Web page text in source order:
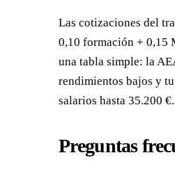
Las cotizaciones del
0,10 formación + 0,15
una tabla simple: la
rendimientos bajos y
salarios hasta 35.200
Preguntas